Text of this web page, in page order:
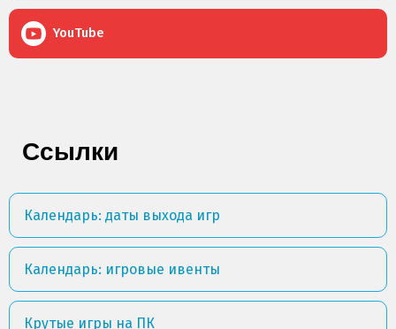
YouTube
Ссылки
Календарь: даты выхода игр
Календарь: игровые ивенты
Крутые игры на ПК